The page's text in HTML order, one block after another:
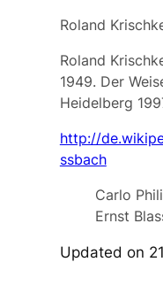
Roland
Roland
1949. Der
Heidelberg
http://
ssbach
Carlo
Ernst
Updated on